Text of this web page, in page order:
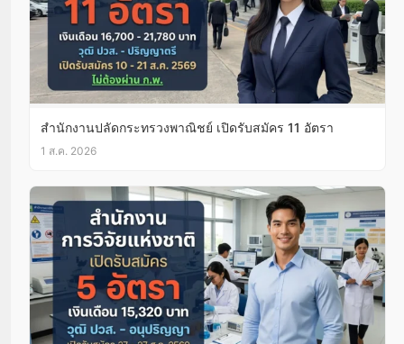
สำนักงานปลัดกระทรวงพาณิชย์ เปิดรับสมัคร 11 อัตรา
1 ส.ค. 2026